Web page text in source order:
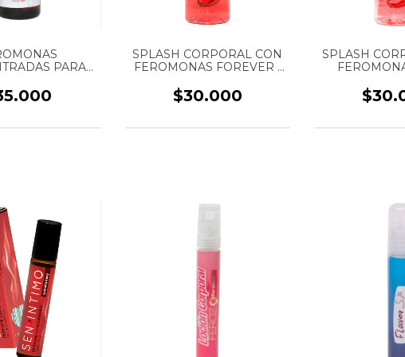
PARA
PURA -
HOT - 15 ML
SPLASH CORPORAL CON
FEROMONAS FOREVER -
DULCE Y INTENSO -
MARCA SEN INTIMO - 125
$30.000
SPLASH
CÁLIDA Y
SEN